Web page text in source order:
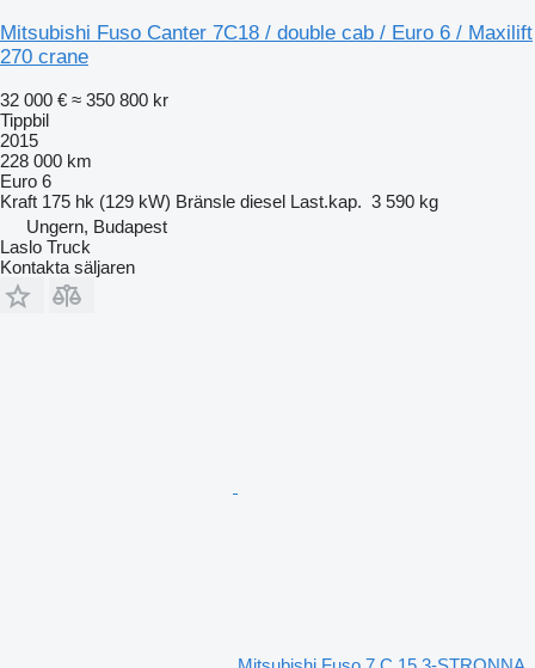
Mitsubishi Fuso Canter 7C18 / double cab / Euro 6 / Maxilift
270 crane
32 000 € ≈ 350 800 kr
Tippbil
2015
228 000 km
Euro 6
Kraft 175 hk (129 kW) Bränsle diesel Last.kap. 3 590 kg
Ungern, Budapest
Laslo Truck
Kontakta säljaren